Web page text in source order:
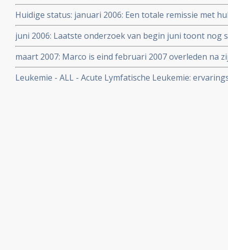
Huidige status: januari 2006: Een totale remissie met
bepaalde voedingssuppletie lijkt bereikt. Bij laatste
ontdekken.
juni 2006: Laatste onderzoek van begin juni toont nog
zijn aanpak van ALL lijkt volledig geslaagd.
maart 2007: Marco is eind februari 2007 overleden na
Leukemie - ALL - Acute Lymfatische Leukemie: